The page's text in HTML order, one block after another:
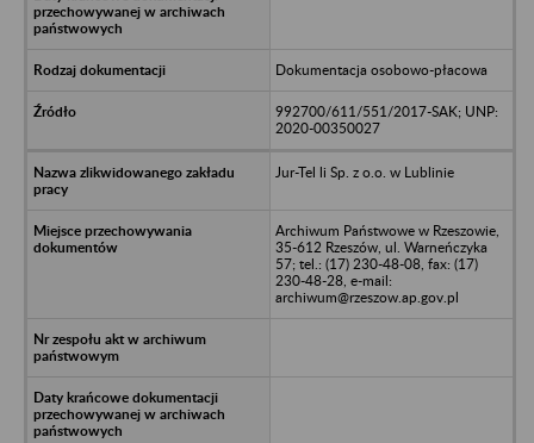
Dokumentacja osobowo-płacowa
992700/611/551/2017-SAK; UNP:
2020-00350027
Jur-Tel li Sp. z o.o. w Lublinie
Archiwum Państwowe w Rzeszowie,
35-612 Rzeszów, ul. Warneńczyka
57; tel.: (17) 230-48-08, fax: (17)
230-48-28, e-mail:
archiwum@rzeszow.ap.gov.pl